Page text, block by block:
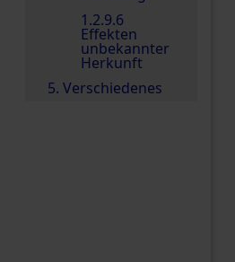
1.2.9.6
Effekten
unbekannter
Herkunft
5. Verschiedenes